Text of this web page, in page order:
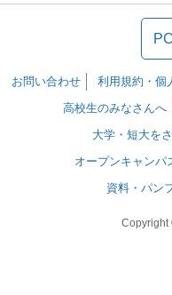
お問い合わせ 利用規約・個
高校生のみなさんへ
大学・短大を
オープンキャンパ
資料・パン
Copyright